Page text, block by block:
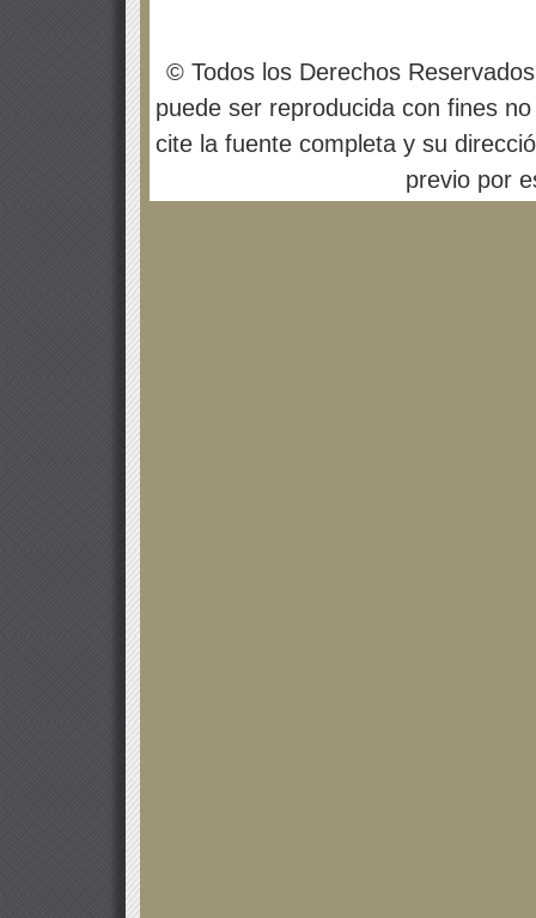
© Todos los Derechos
puede ser reproducida con fines
cite la fuente completa y su
previo por